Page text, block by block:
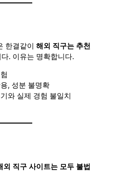
한결같이 해외 직구는 추천
. 이유는 명확합니다.
, 성분 불명확
와 실제 경험 불일치
외 직구 사이트는 모두 불법